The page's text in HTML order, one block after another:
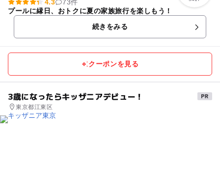
4.3
73件
プールに縁日、おトクに夏の家族旅行を楽しもう！
続きをみる
クーポンを見る
3歳になったらキッザニアデビュー！
東京都江東区